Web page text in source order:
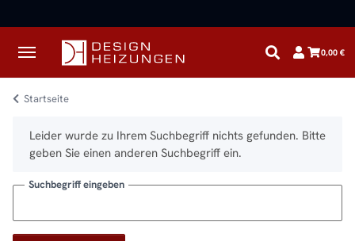
0,00 €
Startseite
x
Leider wurde zu Ihrem Suchbegriff nichts gefunden. Bitte
geben Sie einen anderen Suchbegriff ein.
Suchbegriff eingeben